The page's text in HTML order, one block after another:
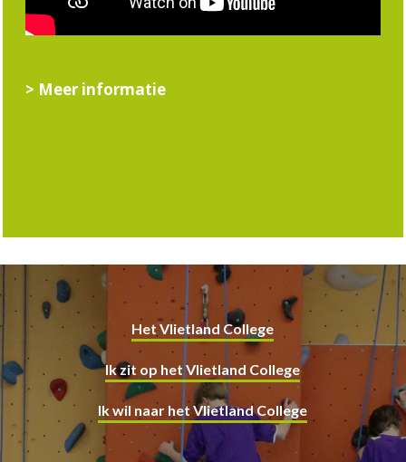
> Meer informatie
Het Vlietland College
Ik zit op het Vlietland College
Ik wil naar het Vlietland College